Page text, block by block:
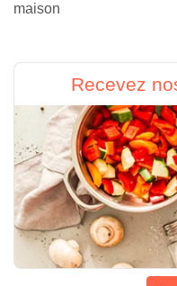
maison
Recevez